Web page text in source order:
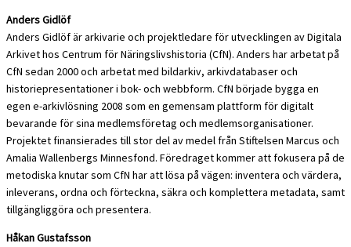
Anders Gidlöf
Anders Gidlöf är arkivarie och projektledare för utvecklingen av Digitala
Arkivet hos Centrum för Näringslivshistoria (CfN). Anders har arbetat på
CfN sedan 2000 och arbetat med bildarkiv, arkivdatabaser och
historiepresentationer i bok- och webbform. CfN började bygga en
egen e-arkivlösning 2008 som en gemensam plattform för digitalt
bevarande för sina medlemsföretag och medlemsorganisationer.
Projektet finansierades till stor del av medel från Stiftelsen Marcus och
Amalia Wallenbergs Minnesfond. Föredraget kommer att fokusera på de
metodiska knutar som CfN har att lösa på vägen: inventera och värdera,
inleverans, ordna och förteckna, säkra och komplettera metadata, samt
tillgängliggöra och presentera.
Håkan Gustafsson